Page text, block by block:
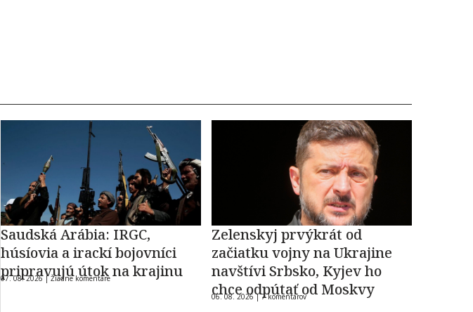
Saudská Arábia: IRGC,
húsíovia a irackí bojovníci
pripravujú útok na krajinu
07. 08. 2026 |Žiadne komentáre
Zelenskyj prvýkrát od
začiatku vojny na Ukrajine
navštívi Srbsko, Kyjev ho
chce odpútať od Moskvy
06. 08. 2026 |7 komentárov